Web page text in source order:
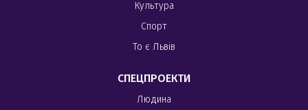
Культура
Спорт
То є Львів
СПЕЦПРОЕКТИ
Людина